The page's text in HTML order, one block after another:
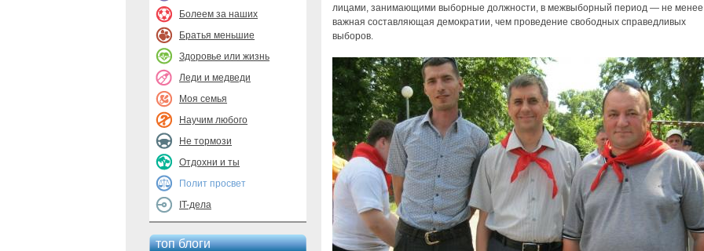
Болеем за наших
Братья меньшие
Здоровье или жизнь
Леди и медведи
Моя семья
Научим любого
Не тормози
Отдохни и ты
Полит просвет
IT-дела
топ блоги
лицами, занимающими выборные должности, в межвыборный период — не менее
важная составляющая демократии, чем проведение свободных справедливых
выборов.